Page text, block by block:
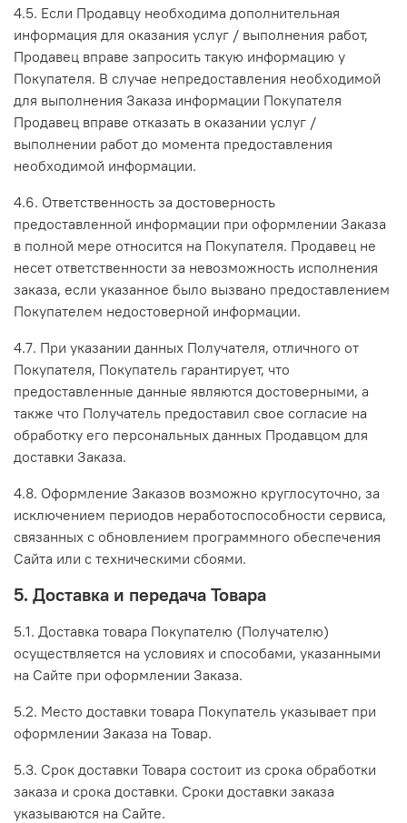
4.5. Если Продавцу необходима дополнительная
информация для оказания услуг / выполнения работ,
Продавец вправе запросить такую информацию у
Покупателя. В случае непредоставления необходимой
для выполнения Заказа информации Покупателя
Продавец вправе отказать в оказании услуг /
выполнении работ до момента предоставления
необходимой информации.
4.6. Ответственность за достоверность
предоставленной информации при оформлении Заказа
в полной мере относится на Покупателя. Продавец не
несет ответственности за невозможность исполнения
заказа, если указанное было вызвано предоставлением
Покупателем недостоверной информации.
4.7. При указании данных Получателя, отличного от
Покупателя, Покупатель гарантирует, что
предоставленные данные являются достоверными, а
также что Получатель предоставил свое согласие на
обработку его персональных данных Продавцом для
доставки Заказа.
4.8. Оформление Заказов возможно круглосуточно, за
исключением периодов неработоспособности сервиса,
связанных с обновлением программного обеспечения
Сайта или с техническими сбоями.
5. Доставка и передача Товара
5.1. Доставка товара Покупателю (Получателю)
осуществляется на условиях и способами, указанными
на Сайте при оформлении Заказа.
5.2. Место доставки товара Покупатель указывает при
оформлении Заказа на Товар.
5.3. Срок доставки Товара состоит из срока обработки
заказа и срока доставки. Сроки доставки заказа
указываются на Сайте.